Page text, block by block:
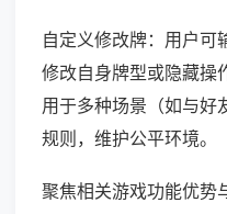
自定义修改牌：用户可
修改自身牌型或隐藏操
用于多种场景（如与好
规则，维护公平环境。
聚焦相关游戏功能优势